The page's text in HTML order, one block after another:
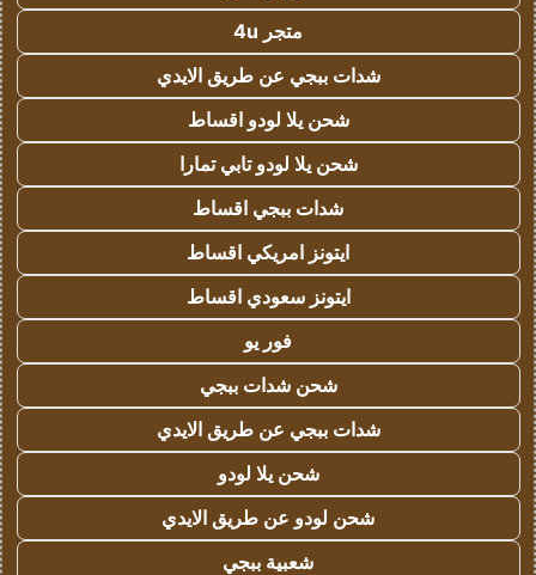
متجر 4u
شدات ببجي عن طريق الايدي
شحن يلا لودو اقساط
شحن يلا لودو تابي تمارا
شدات ببجي اقساط
ايتونز امريكي اقساط
ايتونز سعودي اقساط
فور يو
شحن شدات ببجي
شدات ببجي عن طريق الايدي
شحن يلا لودو
شحن لودو عن طريق الايدي
شعبية ببجي